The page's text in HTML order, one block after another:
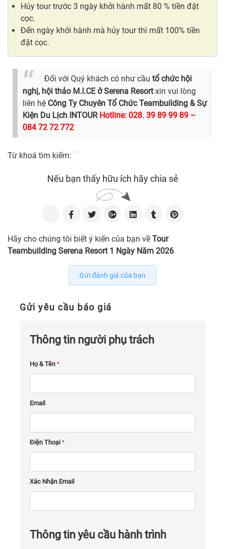
Hủy tour trước 3 ngày khởi hành mất 80 % tiền đặt
cọc.
Đến ngày khởi hành mà hủy tour thì mất 100% tiền
đặt cọc.
Đối với Quý khách có như cầu tổ chức hội
nghị, hội thảo M.I.CE ở Serena Resortxin vui lòng
liên hệ Công Ty Chuyên Tổ Chức Teambuilding & Sự
Kiện Du Lịch INTOUR Hotline: 028. 39 89 99 89 –
084 72 72 772
Từ khoá tìm kiếm:
Nếu bạn thấy hữu ích hãy chia sẻ
Hãy cho chúng tôi biết ý kiến của bạn về Tour
Teambuilding Serena Resort 1 Ngày Năm 2026
Gửi đánh giá của bạn
Gửi yêu cầu báo giá
Thông tin người phụ trách
Họ & Tên *
Email
Điện Thoại *
Xác Nhận Email
Thông tin yêu cầu hành trình